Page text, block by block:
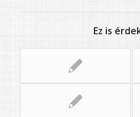
Ez is